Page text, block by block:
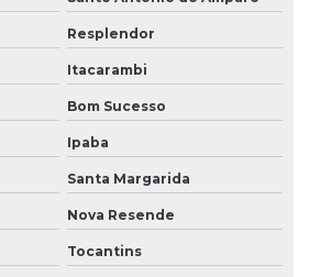
em sp
grama
em sp
Resplendor
Itacarambi
Bom Sucesso
Ipaba
Santa Margarida
Nova Resende
Tocantins